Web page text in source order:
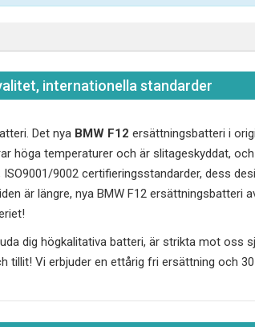
internationella standarder
Det nya BMW F12 ersättningsbatteri i
höga temperaturer och är slitageskyddat,
9002 certifieringsstandarder, dess
är längre, nya BMW F12 ersättningsbatteri
dig högkalitativa batteri, är strikta mot oss
tillit! Vi erbjuder en ettårig fri ersättning och